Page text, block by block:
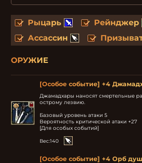
Рыцарь Рейнджер
Ассассин
ОРУЖИЕ
[Особое событие] +4
Джамадхары наносят смертельные
острому лезвию.
Базовый уровень атаки 5
Вероятность критической атаки +27
[Для особых событий]
Вес:140
[Особое событие] +4 Орб